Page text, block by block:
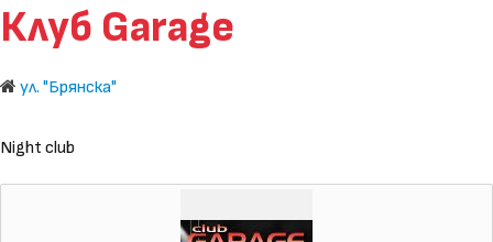
Клуб Garage
ул. "Брянска"
Night club